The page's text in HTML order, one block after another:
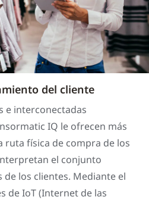
del cliente
e interconectadas
IQ le ofrecen más
ruta física de compra de los
el conjunto
los clientes. Mediante el
de IoT (Internet de las